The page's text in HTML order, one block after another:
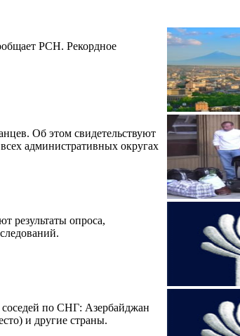
РСН. Рекордное
Об этом свидетельствуют
административных округах
результаты опроса,
соседей по СНГ: Азербайджан
и другие страны.